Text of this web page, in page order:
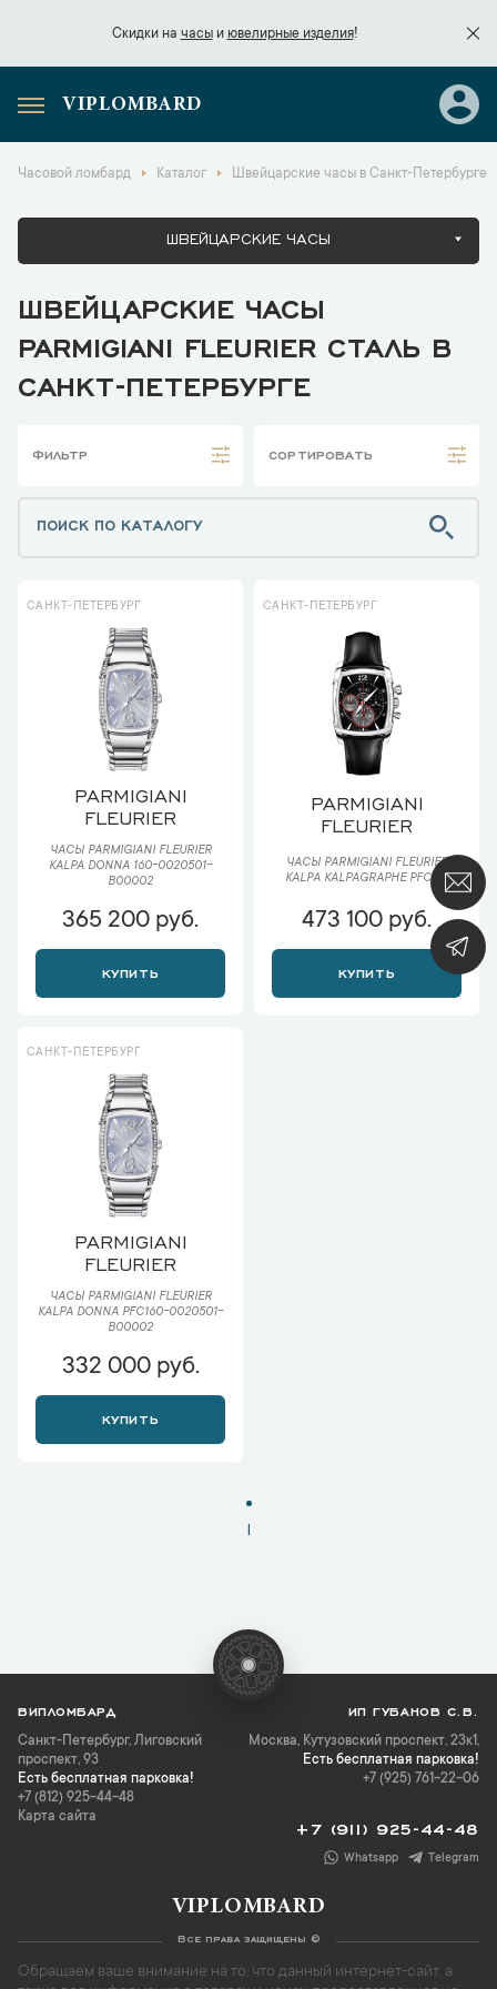
Скидки на часыи ювелирные изделия!
Скидки начасы
VIPLOMBARD
Часовой ломбард Каталог Швейцарские часы в Санкт-Петербурге
ШВЕЙЦАРСКИЕ ЧАСЫ
ШВЕЙЦАРСКИЕ ЧАСЫ
PARMIGIANI FLEURIER СТАЛЬ В
САНКТ-ПЕТЕРБУРГЕ
ФИЛЬТР СОРТИРОВАТЬ
САНКТ-ПЕТЕРБУРГ
PARMIGIANI
FLEURIER
ЧАСЫ PARMIGIANI FLEURIER
KALPA DONNA 160-0020501-
B00002
365 200 руб.
КУПИТЬ
САНКТ-ПЕТЕРБУРГ
PARMIGIANI
FLEURIER
ЧАСЫ PARMIGIANI FLEURIER
KALPA KALPAGRAPHE PFC128
473 100 руб.
КУПИТЬ
САНКТ-ПЕТЕРБУРГ
PARMIGIANI
FLEURIER
ЧАСЫ PARMIGIANI FLEURIER
KALPA DONNA PFC160-0020501-
B00002
332 000 руб.
КУПИТЬ
1
ВИПЛОМБАРД
Санкт-Петербург, Лиговский
проспект, 93
Есть бесплатная парковка!
+7 (812) 925-44-48
Карта сайта
ИП ГУБАНОВ С.В.
Москва, Кутузовский проспект, 23к1,
Есть бесплатная парковка!
+7 (925) 761-22-06
+7 (911) 925-44-48
Whatsapp Telegram
VIPLOMBARD
Все права защищены ©
Обращаем ваше внимание на то, что данный интернет-сайт, а